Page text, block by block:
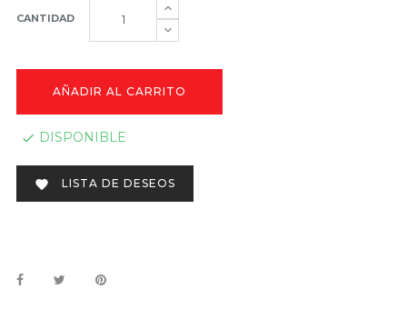
CANTIDAD
AÑADIR AL CARRITO
 DISPONIBLE
 LISTA DE DESEOS